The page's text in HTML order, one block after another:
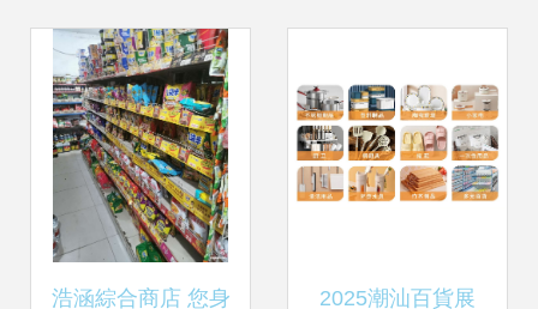
浩涵綜合商店 您身 2025潮汕百貨展